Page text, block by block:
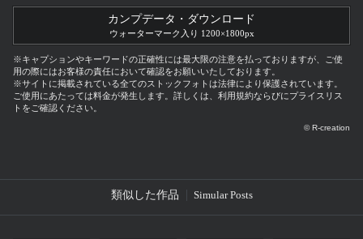
カンプデータ・ダウンロード
ウォーターマーク入り 1200×1800px
※キャプションやキーワードの正確性には最大限の注意を払っておりますが、ご使
用の際にはお客様の責任において確認をお願いいたしております。
※サイトに掲載されている全てのストックフォトは法律により保護されています。
ご使用にあたっては料金が発生します。詳しくは、利用規約ならびにプライスリス
トをご確認ください。
© R-creation
類似した作品 Simular Posts